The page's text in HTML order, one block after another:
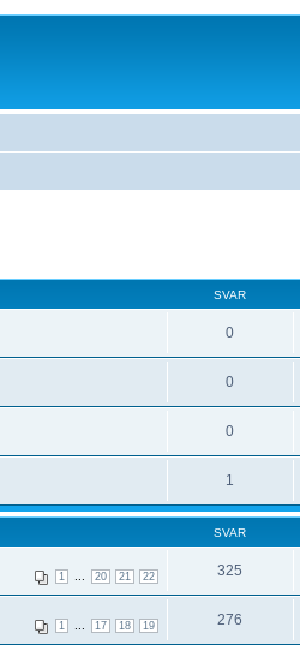
SVAR
0
0
0
1
SVAR
1 20 21 22 325
1 17 18 19 276